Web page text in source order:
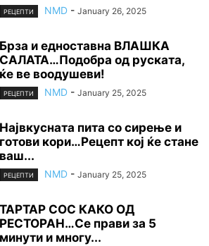
РЕЦЕПТИ NMD - January 26, 2025
Брза и едноставна ВЛАШКА
САЛАТА…Подобра од руската,
ќе ве воодушеви!
РЕЦЕПТИ NMD - January 25, 2025
Највкусната пита со сирење и
готови кори…Рецепт кој ќе стане
ваш...
РЕЦЕПТИ NMD - January 25, 2025
ТАРТАР СОС КАКО ОД
РЕСТОРАН…Се прави за 5
минути и многу...